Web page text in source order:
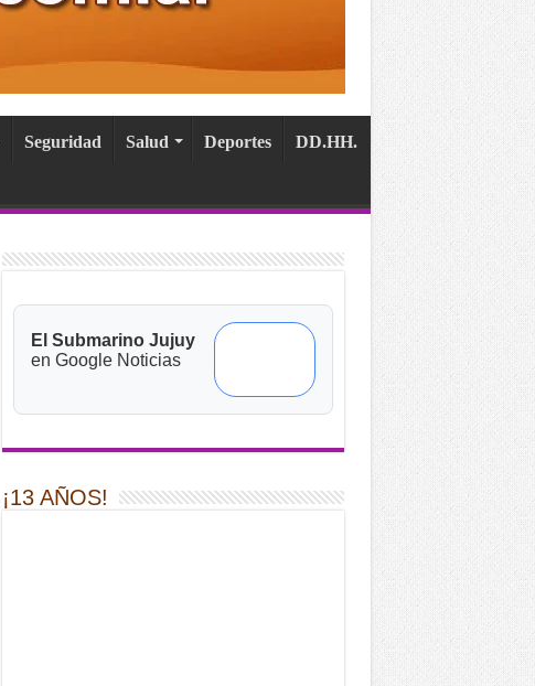
Seguridad Salud Deportes DD.HH.
El Submarino Jujuy
en Google Noticias
¡13 AÑOS!